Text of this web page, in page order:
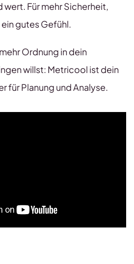
wert. Für mehr Sicherheit,
gutes Gefühl.
Ordnung in dein
willst: Metricool ist dein
für Planung und Analyse.